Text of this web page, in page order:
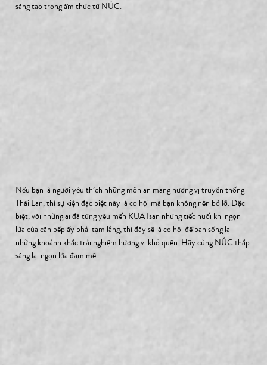
sáng tạo trong ẩm thực từ NÚC.
Nếu bạn là người yêu thích những món ăn mang hương vị truyền thống
Thái Lan, thì sự kiện đặc biệt này là cơ hội mà bạn không nên bỏ lỡ. Đặc
biệt, với những ai đã từng yêu mến KUA Isan nhưng tiếc nuối khi ngọn
lửa của căn bếp ấy phải tạm lắng, thì đây sẽ là cơ hội để bạn sống lại
những khoảnh khắc trải nghiệm hương vị khó quên. Hãy cùng NÚC thắp
sáng lại ngọn lửa đam mê.